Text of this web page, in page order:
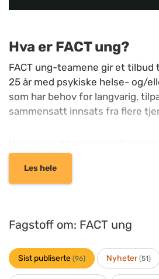
Hva er FACT ung?
FACT ung-teamene gir et tilbud
25 år med psykiske helse- og/
som har behov for langvarig,
sammensatt innsats fra flere
beskrevet her:
De tilbyr langvarig oppsøkende
ungdommenes egne arenaer, og
Les hele
Fagstoff om: FACT ung
Sist publiserte (96) Nyheter(51)